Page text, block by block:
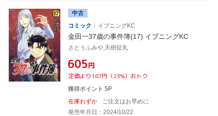
中古
コミック
イブニングKC
金田一37歳の事件簿(17) イブニングKC
さとうふみや,天樹征丸
¥605円
定価より187円（23%）おトク
獲得ポイント 5P
在庫わずか
ご注文はお早めに
発売年月日：2024/10/22